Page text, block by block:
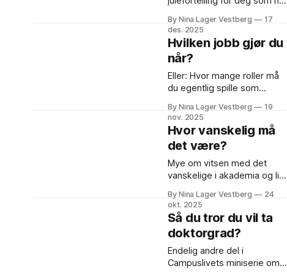
gjerne skulle utsatt litt til.
By Nina Lager Vestberg
17
des. 2025
Hvilken jobb gjør du
når?
Eller: Hvor mange roller må
du egentlig spille som
akademiker?
By Nina Lager Vestberg
19
nov. 2025
Hvor vanskelig må
det være?
Mye om vitsen med det
vanskelige i akademia og litt
lidenskap for italiensk
renessansekunst.
By Nina Lager Vestberg
24
okt. 2025
Så du tror du vil ta
doktorgrad?
Endelig andre del i
Campuslivets miniserie om